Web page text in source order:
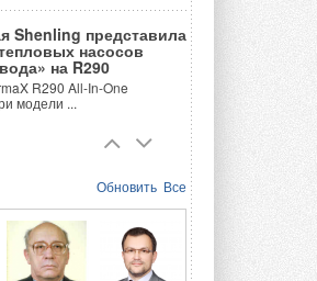
Shenling представила
насосов
на R290
R290 All-In-One
модели ...
генерацией и
снижают
на 60%
из Италии установили ...
Обновить Все